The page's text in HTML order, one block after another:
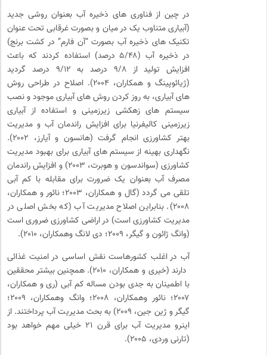
در چین از فناوری های ذخیره آب بعنوان روشی جدید
(آبیاری متناوب یک در میان و بصورت غرقابی تحت عنوان
تکنیک های ذخیره آب بصورت “آن فارم” در کشت برنج)
در ذخیره آب (۵/۴۸ درصد) استفاده کردند که باعث
افزایش تولید از ۹/۸ درصد به ۹/۱۲ درصد گردید
(ژیائوپینگ و همکاران، ۲۰۰۴). اصلاح در طراحی روش
های آبیاری، به روز کردن روش های آبیاری موجود و نصب
سیستم های زهکشی زیرزمینی و استفاده از آبیاری
زیرزمینی کالیفرنیا برای افزایش راندمان آب و مدیریت
بهتر کشاورزی انجام گرفت (هانسون و آیارز، ۲۰۰۲).
نگهداری بهینه از سیستم های آبیاری برای بهبود مدیریت
کشاورزی (سواندسون و هوبرت، ۲۰۰۳) و افزایش راندمان
مصرف آب بعنوان یک ضرورت برای مقابله با کم آبی
تلقی می گردد (گال و همکاران، ۲۰۰۳؛ نائور و همکاران،
۲۰۰۸). بنابراین اصلاح مدیریت آب (که بخش اصلی در
مدیریت کشاورزی است) در اراضی کشاورزی ضروری است
(وانگ ژائون و گیگر، ۲۰۰۹؛ دی لانگ وهمکاران، ۲۰۱۰).
آب در اغلب کشورهاست نقش اساسی در امنیت غذائی
دارند (خیری و همکاران، ۲۰۱۰). همچنین بیشتر محققین
با اطمینان به جدی بودن مساله کم آبی (ری و همکاران،
۲۰۰۷؛ نائور وهمکاران، ۲۰۰۸؛ وانگ وهمکاران، ۲۰۰۹؛
گیگر و ژین جین، ۲۰۰۹) به بحث مدیریت آب پرداختند. از
اینرو مدیریت آب برای قرن ۲۱ خیلی مهم خواهد بود
(تارنی وردی، ۲۰۰۵).